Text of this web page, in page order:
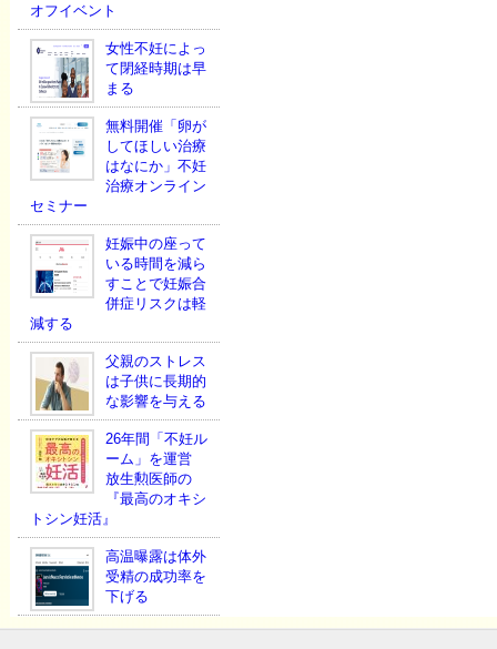
オフイベント
女性不妊によっ
て閉経時期は早
まる
無料開催「卵が
してほしい治療
はなにか」不妊
治療オンライン
セミナー
妊娠中の座って
いる時間を減ら
すことで妊娠合
併症リスクは軽
減する
父親のストレス
は子供に長期的
な影響を与える
26年間「不妊ル
ーム」を運営
放生勲医師の
『最高のオキシ
トシン妊活』
高温曝露は体外
受精の成功率を
下げる